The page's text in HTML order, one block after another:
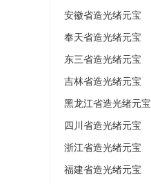
安徽省造光绪元宝
奉天省造光绪元宝
东三省造光绪元宝
吉林省造光绪元宝
黑龙江省造光绪元宝
四川省造光绪元宝
浙江省造光绪元宝
福建省造光绪元宝